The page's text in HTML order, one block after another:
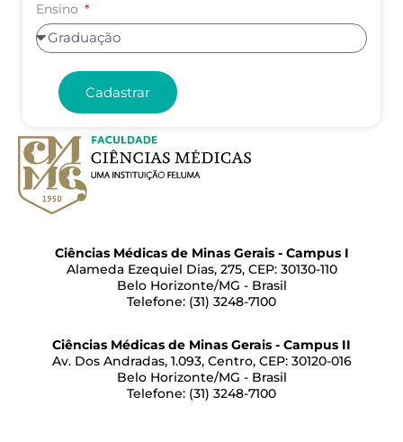
Ensino
Cadastrar
Ciências Médicas de Minas Gerais - Campus I
Alameda Ezequiel Dias, 275, CEP: 30130-110
Belo Horizonte/MG - Brasil
Telefone: (31) 3248-7100
Ciências Médicas de Minas Gerais - Campus II
Av. Dos Andradas, 1.093, Centro, CEP: 30120-016
Belo Horizonte/MG - Brasil
Telefone: (31) 3248-7100